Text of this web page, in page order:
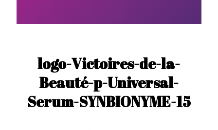
logo-Victoires-de-la-
Beauté-p-Universal-
Serum-SYNBIONYME-15